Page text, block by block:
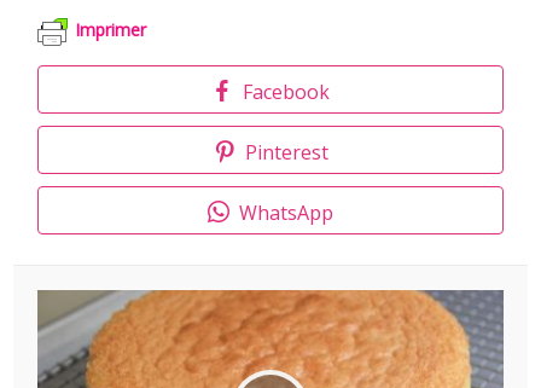
Imprimer
Facebook
Pinterest
WhatsApp